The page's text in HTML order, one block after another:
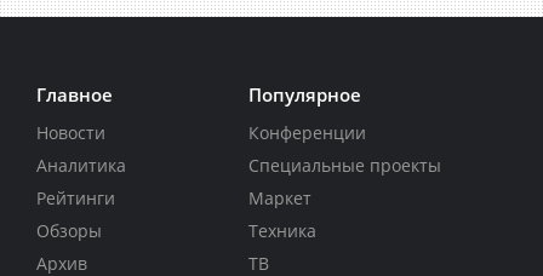
Главное
Новости
Аналитика
Рейтинги
Обзоры
Архив
Популярное
Конференции
Специальные проекты
Маркет
Техника
ТВ